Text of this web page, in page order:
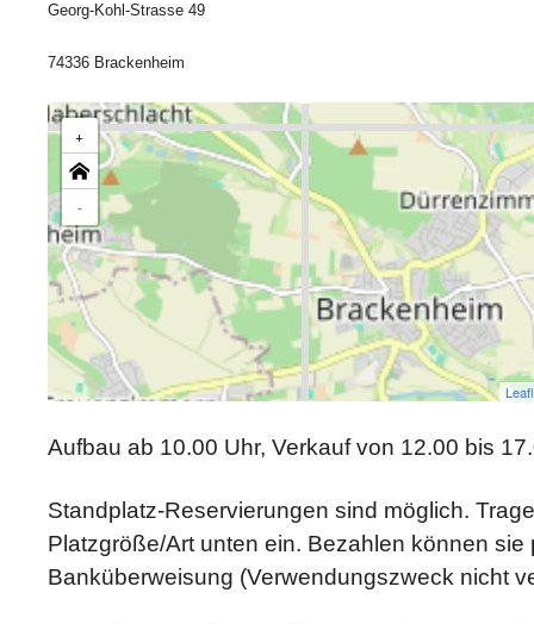
Georg-Kohl-Strasse 49
74336 Brackenheim
+
-
Aufbau ab 10.00 Uhr, Verkauf von 12.00 bis
Standplatz-Reservierungen sind möglich.
Platzgröße/Art unten ein. Bezahlen können sie
Banküberweisung (Verwendungszweck nicht